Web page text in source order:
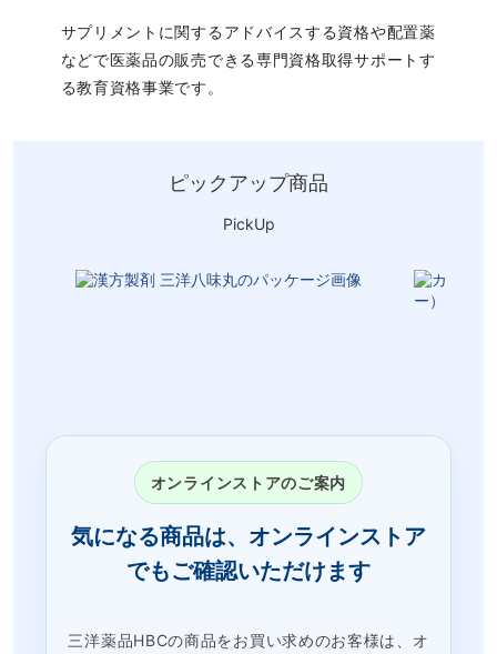
サプリメントに関するアドバイスする資格や配置薬
などで医薬品の販売できる専門資格取得サポートす
る教育資格事業です。
ピックアップ商品
PickUp
オンラインストアのご案内
気になる商品は、オンラインストア
でもご確認いただけます
三洋薬品HBCの商品をお買い求めのお客様は、オ